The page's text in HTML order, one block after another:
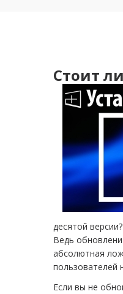
Стоит
десятой
Ведь
абсолютная
пользователей
Если вы не